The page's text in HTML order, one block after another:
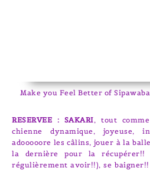
Make you Feel Better of
RESERVEE : SAKARI, tout
chienne dynamique, joyeuse,
adooooore les câlins, jouer à la
la dernière pour la
régulièrement avoir!!), se baigner!!